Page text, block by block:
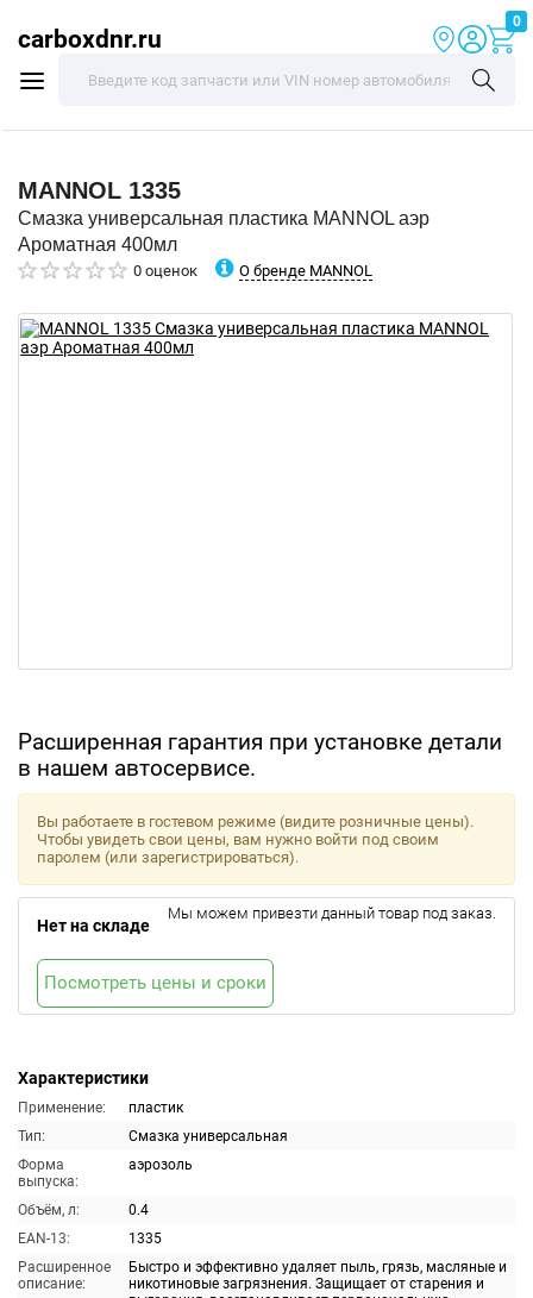
carboxdnr.ru
0
MANNOL 1335
Смазка универсальная пластика MANNOL аэр
Ароматная 400мл
0 оценок О бренде MANNOL
Расширенная гарантия при установке детали
в нашем автосервисе.
Характеристики
Применение:
пластик
Тип:
Смазка универсальная
Форма
выпуска:
аэрозоль
Объём, л:
0.4
EAN-13:
1335
Расширенное
описание:
Быстро и эффективно удаляет пыль, грязь, масляные и
никотиновые загрязнения. Защищает от старения и
Вы работаете в гостевом режиме (видите розничные цены).
Чтобы увидеть свои цены, вам нужно войти под своим
паролем (или зарегистрироваться).
Нет на складе
Мы можем привезти данный товар под заказ.
Посмотреть цены и сроки